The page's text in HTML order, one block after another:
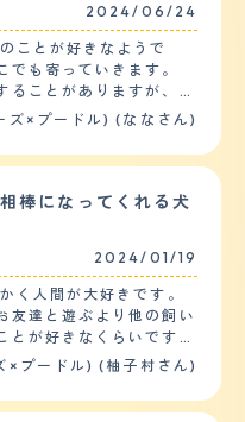
2024/06/24
ことが好きなようで
も寄っていきます。
ることがありますが、怒
い、かまってほしい気持
れると逃げます。 積
撃し
ーホンや
。 来客やほか
的どこでもくつろいでい
散歩は1日2
ール遊びや引っ張りっ
ズ×プードル) (ななさん)
棒になってくれる犬
2024/01/19
く人間が大好きです。
友達と遊ぶより他の飼い
とが好きなくらいです。
特に男性が好きなようで
もちゃで引っ張りっこを
×プードル) (柚子村さん)